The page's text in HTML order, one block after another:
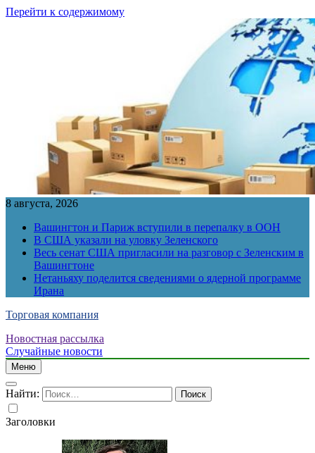
Перейти к содержимому
8 августа, 2026
Вашингтон и Париж вступили в перепалку в ООН
В США указали на уловку Зеленского
Весь сенат США пригласили на разговор с Зеленским в
Вашингтоне
Нетаньяху поделится сведениями о ядерной программе
Ирана
Торговая компания
Новостная рассылка
Случайные новости
Меню
Найти:
Заголовки